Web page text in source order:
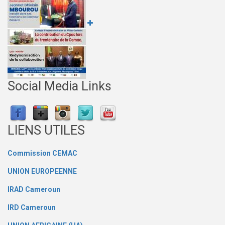
Social Media Links
LIENS UTILES
Commission CEMAC
UNION EUROPEENNE
IRAD Cameroun
IRD Cameroun